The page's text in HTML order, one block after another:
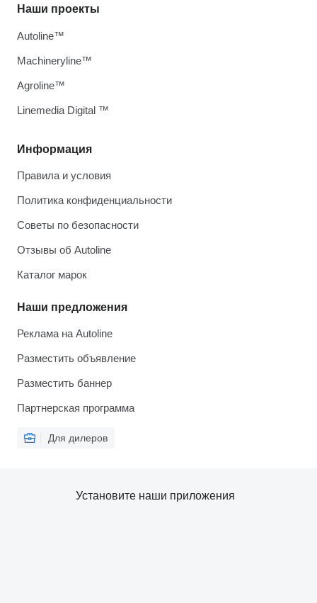
Информация
Правила и условия
Политика конфиденциальности
Советы по безопасности
Отзывы об Autoline
Каталог марок
Наши предложения
Реклама на Autoline
Разместить объявление
Разместить баннер
Партнерская программа
Для дилеров
Наши проекты
Autoline™
Machineryline™
Agroline™
Linemedia Digital ™
Установите наши приложения